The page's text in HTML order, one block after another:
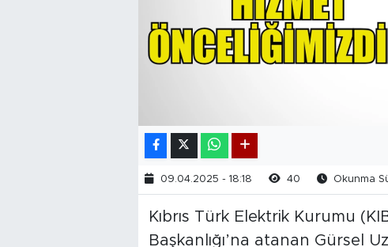
09.04.2025 - 18:18 40 Okunma
Kıbrıs Türk Elektrik Kurumu
Başkanlığı’na atanan Gürsel